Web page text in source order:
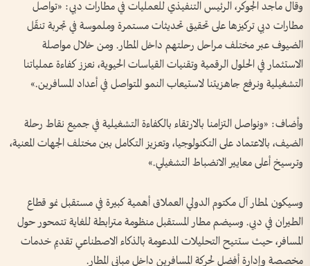
وقال ماجد الجوكر، الرئيس التنفيذي للعمليات في مطارات دبي: «تواصل
مطارات دبي تركيزها على تحقيق تحديثات مستمرة وملموسة في تجربة تنقّل
الضيوف عبر مختلف مراحل رحلتهم داخل المطار. ومن خلال مواصلة
الاستثمار في الحلول الرقمية وتقنيات القياسات الحيوية، نعزز كفاءة عملياتنا
التشغيلية ونرفع جاهزيتنا لاستيعاب النمو المتواصل في أعداد المسافرين.»
وأضاف: «ونواصل التزامنا بالارتقاء بالكفاءة التشغيلية في جميع نقاط رحلة
الضيف، بالاعتماد على التكنولوجيا، وتعزيز التكامل بين مختلف الجهات المعنية،
وترسيخ أعلى معايير الانضباط التشغيلي.»
وسيكون لمطار آل مكتوم الدولي العملاق أهمية كبيرة في مستقبل نمو قطاع
الطيران في دبي. وسيضم مطار المستقبل منظومة مترابطة للغاية تتمحور حول
المسافر، حيث ستتيح التحليلات المدعومة بالذكاء الاصطناعي تقديم خدمات
مخصصة وإدارة أفضل لحركة المسافرين داخل مباني المطار.